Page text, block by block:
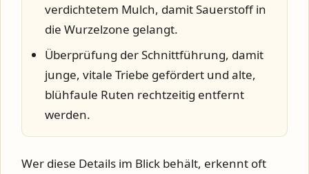
verdichtetem Mulch, damit Sauerstoff in
die Wurzelzone gelangt.
Überprüfung der Schnittführung, damit
junge, vitale Triebe gefördert und alte,
blühfaule Ruten rechtzeitig entfernt
werden.
Wer diese Details im Blick behält, erkennt oft